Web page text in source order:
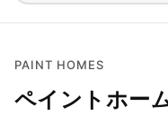
PAINT HOMES
ペイントホー